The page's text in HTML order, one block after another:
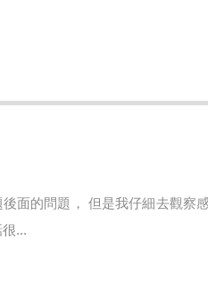
面的問題， 但是我仔細去觀察
...